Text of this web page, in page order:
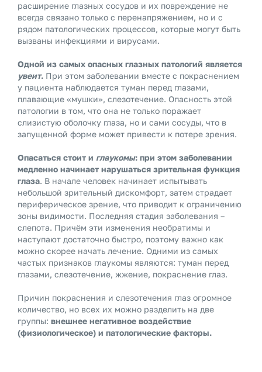
расширение глазных сосудов и их повреждение не
всегда связано только с перенапряжением, но и с
рядом патологических процессов, которые могут быть
вызваны инфекциями и вирусами.
Одной из самых опасных глазных патологий является
увеит. При этом заболевании вместе с покраснением
у пациента наблюдается туман перед глазами,
плавающие «мушки», слезотечение. Опасность этой
патологии в том, что она не только поражает
слизистую оболочку глаза, но и сами сосуды, что в
запущенной форме может привести к потере зрения.
Опасаться стоит и глаукомы: при этом заболевании
медленно начинает нарушаться зрительная функция
глаза. В начале человек начинает испытывать
небольшой зрительный дискомфорт, затем страдает
периферическое зрение, что приводит к ограничению
зоны видимости. Последняя стадия заболевания –
слепота. Причём эти изменения необратимы и
наступают достаточно быстро, поэтому важно как
можно скорее начать лечение. Одними из самых
частых признаков глаукомы являются: туман перед
глазами, слезотечение, жжение, покраснение глаз.
Причин покраснения и слезотечения глаз огромное
количество, но всех их можно разделить на две
группы: внешнее негативное воздействие
(физиологическое) и патологические факторы.